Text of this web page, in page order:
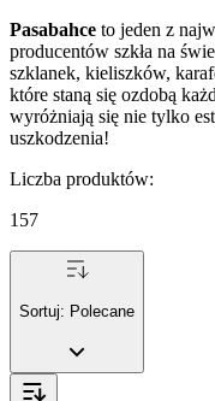
Pasabahce to jeden z
producentów szkła na
szklanek, kieliszków,
które staną się ozdobą
wyróżniają się nie tylko
uszkodzenia!
Liczba produktów:
157
Sortuj: Polecane